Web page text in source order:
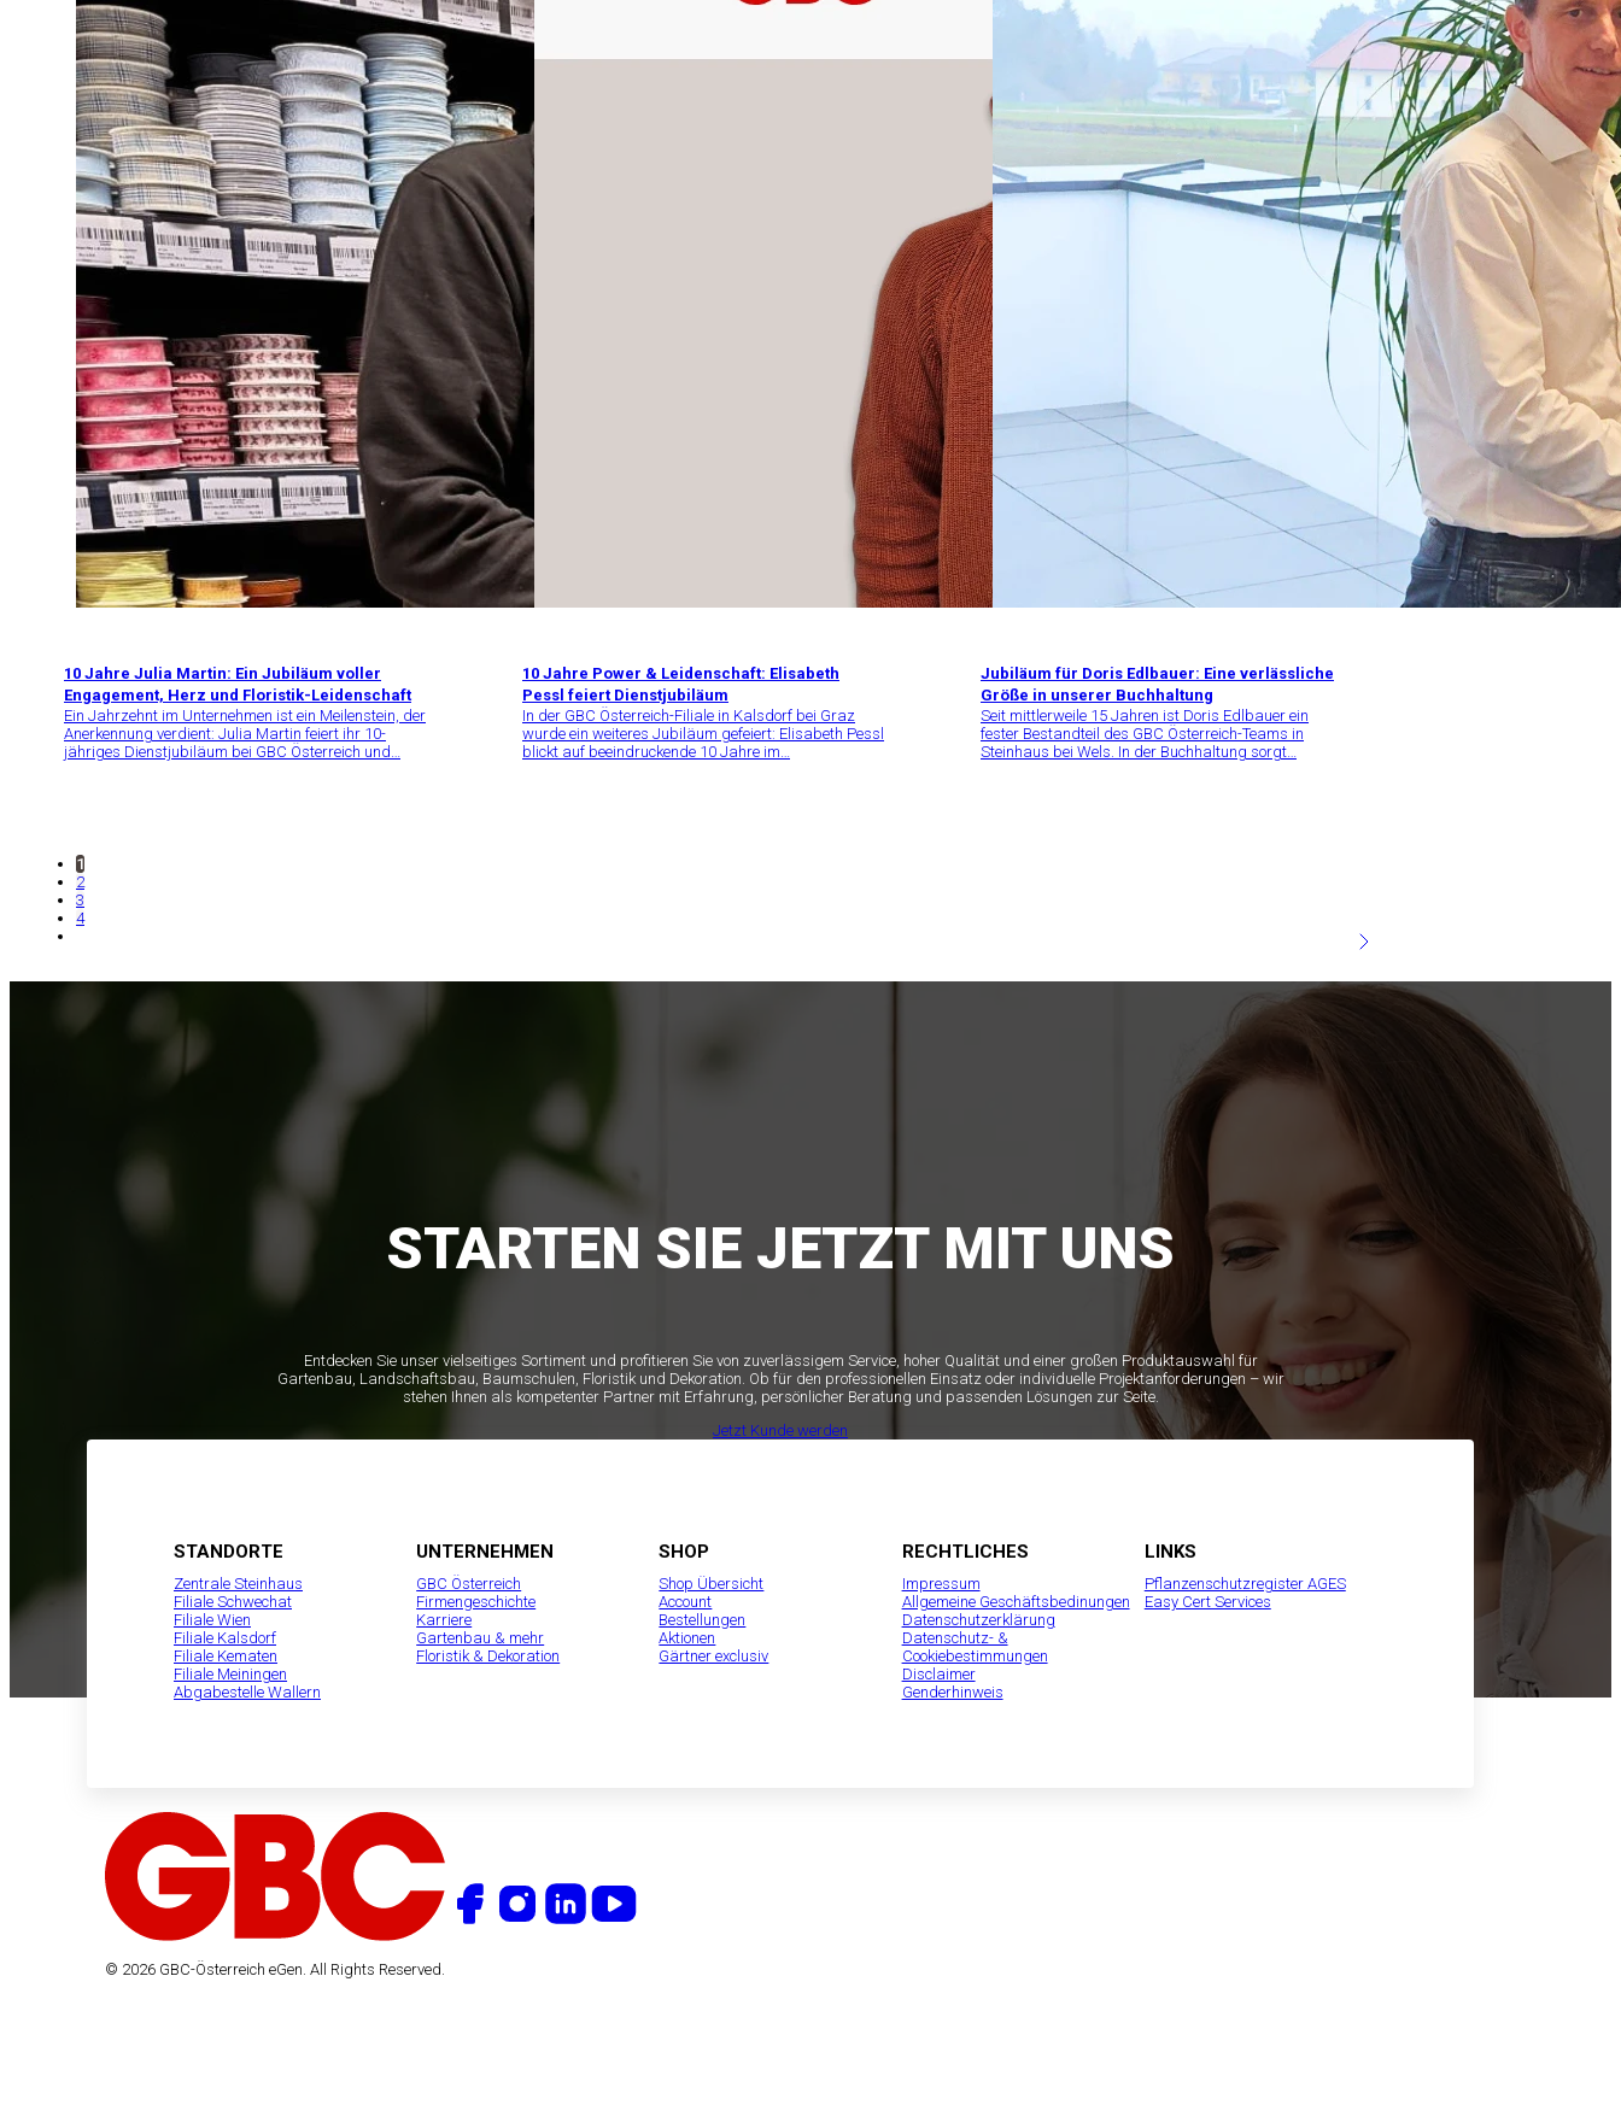
10 Jahre Julia Martin: Ein Jubiläum voller
Engagement, Herz und Floristik-Leidenschaft
Ein Jahrzehnt im Unternehmen ist ein Meilenstein, der
Anerkennung verdient: Julia Martin feiert ihr 10-
jähriges Dienstjubiläum bei GBC Österreich und…
10 Jahre Power & Leidenschaft: Elisabeth
Pessl feiert Dienstjubiläum
In der GBC Österreich-Filiale in Kalsdorf bei Graz
wurde ein weiteres Jubiläum gefeiert: Elisabeth Pessl
blickt auf beeindruckende 10 Jahre im…
Jubiläum für Doris Edlbauer: Eine verlässliche
Größe in unserer Buchhaltung
Seit mittlerweile 15 Jahren ist Doris Edlbauer ein
fester Bestandteil des GBC Österreich-Teams in
Steinhaus bei Wels. In der Buchhaltung sorgt…
1
2
3
4
STARTEN SIE JETZT MIT UNS
Entdecken Sie unser vielseitiges Sortiment und profitieren Sie von zuverlässigem Service, hoher Qualität und einer großen Produktauswahl für
Gartenbau, Landschaftsbau, Baumschulen, Floristik und Dekoration. Ob für den professionellen Einsatz oder individuelle Projektanforderungen – wir
stehen Ihnen als kompetenter Partner mit Erfahrung, persönlicher Beratung und passenden Lösungen zur Seite.
Jetzt Kunde werden
STANDORTE
Zentrale Steinhaus
Filiale Schwechat
Filiale Wien
Filiale Kalsdorf
Filiale Kematen
Filiale Meiningen
Abgabestelle Wallern
UNTERNEHMEN
GBC Österreich
Firmengeschichte
Karriere
Gartenbau & mehr
Floristik & Dekoration
SHOP
Shop Übersicht
Account
Bestellungen
Aktionen
Gärtner exclusiv
RECHTLICHES
Impressum
Allgemeine Geschäftsbedinungen
Datenschutzerklärung
Datenschutz- &
Cookiebestimmungen
Disclaimer
Genderhinweis
LINKS
Pflanzenschutzregister AGES
Easy Cert Services
© 2026 GBC-Österreich eGen. All Rights Reserved.